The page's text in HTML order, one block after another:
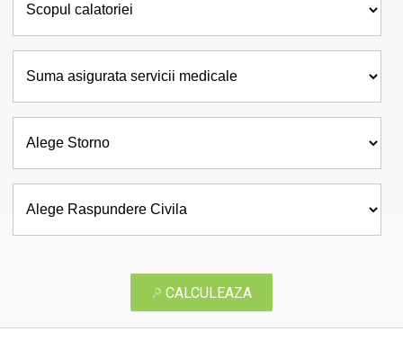
CALCULEAZA